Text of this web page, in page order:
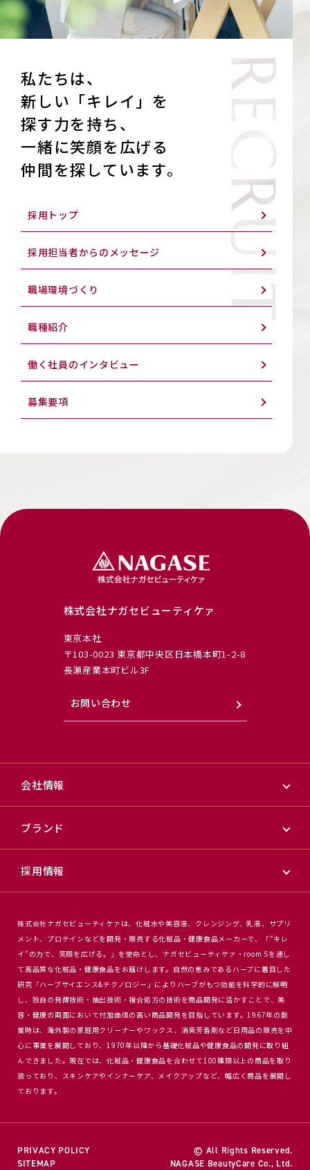
私たちは、
新しい「キレイ」を
探す力を持ち、
一緒に笑顔を広げる
仲間を探しています。
採用トップ
採用担当者からのメッセージ
職場環境づくり
職種紹介
働く社員のインタビュー
募集要項
株式会社ナガセビューティケァ
東京本社
〒103-0023 東京都中央区日本橋本町1-2-8
長瀬産業本町ビル3F
お問い合わせ
会社情報
ブランド
採用情報
株式会社ナガセビューティケァは、化粧水や美容液、クレンジング、乳液、サプリ
メント、プロテインなどを開発・販売する化粧品・健康食品メーカーで、「“キレ
イ”の力で、笑顔を広げる。」を使命とし、ナガセビューティケァ・room Sを通し
て高品質な化粧品・健康食品をお届けします。自然の恵みであるハーブに着目した
研究「ハーブサイエンス&テクノロジー」によりハーブがもつ効能を科学的に解明
し、独自の発酵技術・抽出技術・複合処方の技術を商品開発に活かすことで、美
容・健康の両面において付加価値の高い商品開発を目指しています。1967年の創
業時は、海外製の家庭用クリーナーやワックス、消臭芳香剤など日用品の販売を中
心に事業を展開しており、1970年以降から基礎化粧品や健康食品の開発に取り組
んできました。現在では、化粧品・健康食品を合わせて100種類以上の商品を取り
扱っており、スキンケアやインナーケア、メイクアップなど、幅広く商品を展開し
ております。
PRIVACY POLICY
SITEMAP
© All Rights Reserved.
NAGASE BeautyCare Co., Ltd.